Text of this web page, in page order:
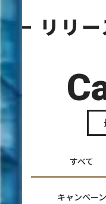
リリ
すべて
キャンペーン